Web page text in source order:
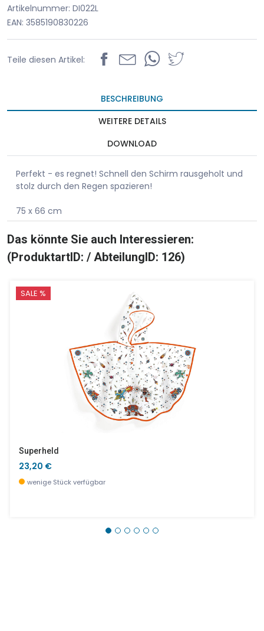
Artikelnummer: DI022L
EAN: 3585190830226
Teile diesen Artikel:
BESCHREIBUNG
WEITERE DETAILS
DOWNLOAD
Perfekt - es regnet! Schnell den Schirm rausgeholt und
stolz durch den Regen spazieren!
75 x 66 cm
Das könnte Sie auch Interessieren:
(ProduktartID: / AbteilungID: 126)
SALE %
Superheld
23,20 €
wenige Stück verfügbar